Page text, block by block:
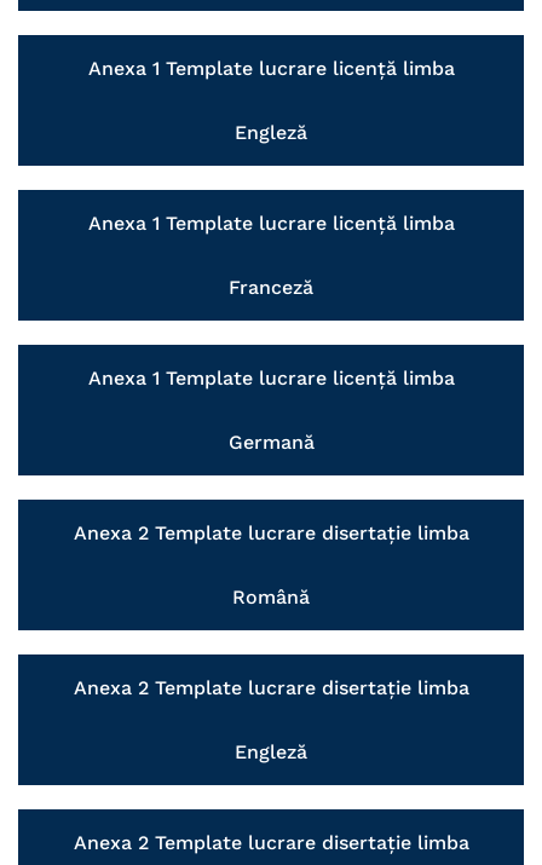
Anexa 1 Template lucrare licență limba
Engleză
Anexa 1 Template lucrare licență limba
Franceză
Anexa 1 Template lucrare licență limba
Germană
Anexa 2 Template lucrare disertație limba
Română
Anexa 2 Template lucrare disertație limba
Engleză
Anexa 2 Template lucrare disertație limba